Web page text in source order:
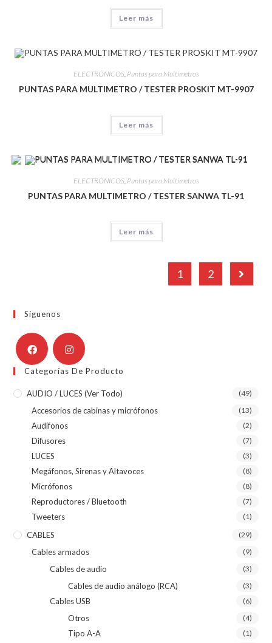
Leer más
ELECTRÓNICOS, Puntas para Multímetros
PUNTAS PARA MULTIMETRO / TESTER PROSKIT MT-9907
Leer más
ELECTRÓNICOS, Puntas para Multímetros
PUNTAS PARA MULTIMETRO / TESTER SANWA TL-91
Leer más
1 2
Síguenos
Categorías De Producto
AUDIO / LUCES (ver Todo) (49)
Accesorios de cabinas y micrófonos (13)
Audífonos (2)
Difusores (7)
LUCES (3)
Megáfonos, Sirenas y Altavoces (8)
Micrófonos (8)
Reproductores / Bluetooth (7)
Tweeters (1)
CABLES (29)
Cables armados (9)
Cables de audio (3)
Cables de audio análogo (RCA) (3)
Cables USB (6)
Otros (4)
Tipo A-A (1)